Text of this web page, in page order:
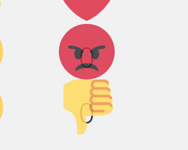
0
Агрессия!
0
Палец
вниз!